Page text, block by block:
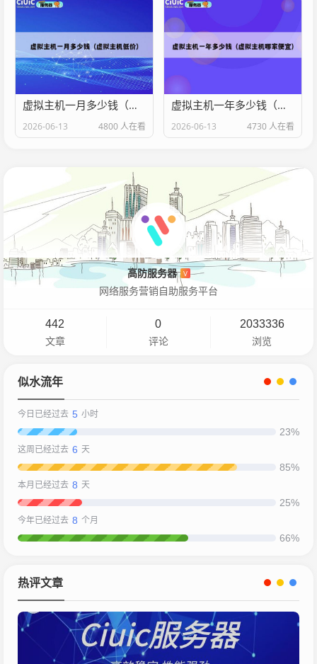
虚拟主机一月多少钱（虚拟主机低价）
2026-06-13 4800 人在看
虚拟主机一年多少钱（虚拟主机哪家便宜）
2026-06-13 4730 人在看
高防服务器 V
网络服务营销自助服务平台
442
文章
0
评论
2033336
浏览
似水流年
今日已经过去 5 小时
23%
这周已经过去 6 天
85%
本月已经过去 8 天
25%
今年已经过去 8 个月
66%
热评文章